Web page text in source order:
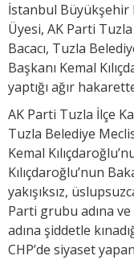
İstanbul Büyükşehir
Üyesi, AK Parti Tuzla
Bacacı, Tuzla
Başkanı Kemal
yaptığı ağır
AK Parti Tuzla İlçe
Tuzla Belediye
Kemal
Kılıçdaroğlu’nun
yakışıksız,
Parti grubu adına
adına şiddetle
CHP’de siyaset